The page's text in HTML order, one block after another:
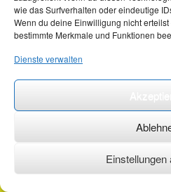
wie das Surfverhalten oder eindeutige
Wenn du deine Einwilligung nicht
bestimmte Merkmale und Funktionen
Dienste verwalten
Einstellungen
©2026 ·erstehilfekurs-mauch.de ·AGB ·